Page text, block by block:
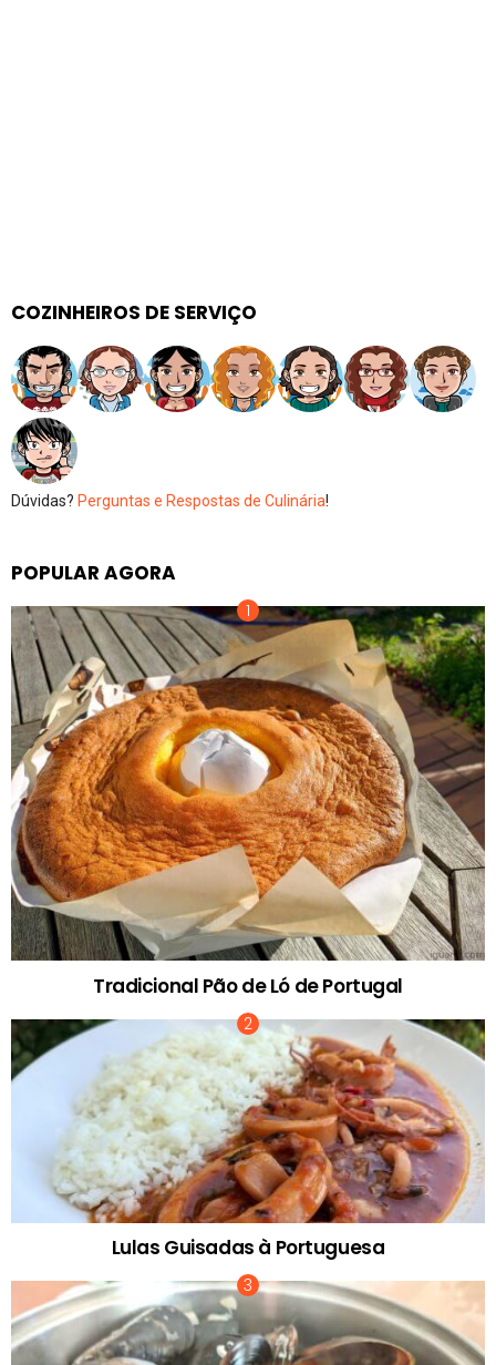
COZINHEIROS DE SERVIÇO
Dúvidas? Perguntas e Respostas de Culinária!
POPULAR AGORA
Tradicional Pão de Ló de Portugal
Lulas Guisadas à Portuguesa